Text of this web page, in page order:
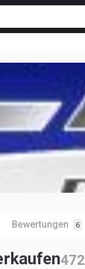
Bewertungen 6
472